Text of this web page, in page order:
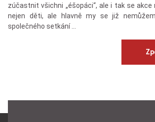
zúčastnit všichni „éšopáci“, ale i tak se akce
nejen děti, ale hlavně my se již
společného setkání …